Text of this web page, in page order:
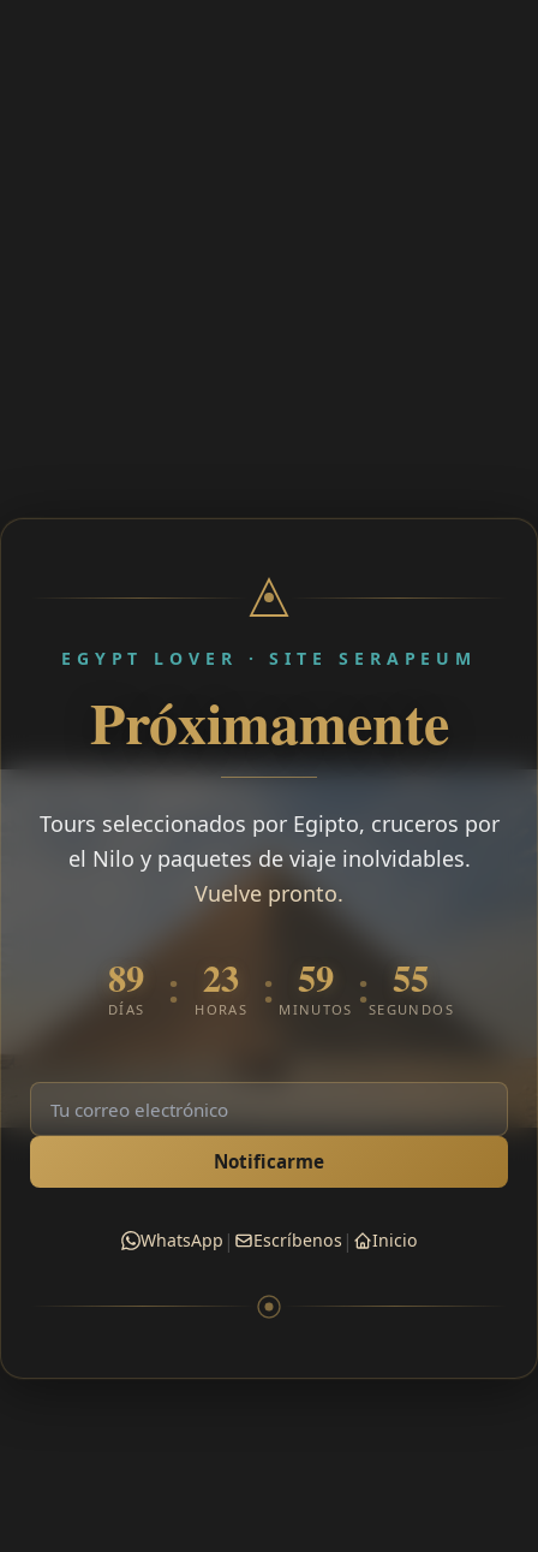
EGYPT LOVER · SITE SERAPEUM
Próximamente
Tours seleccionados por Egipto, cruceros por
el Nilo y paquetes de viaje inolvidables.
Vuelve pronto.
89
DÍAS : 23
HORAS : 59
MINUTOS : 54
SEGUNDOS
Notificarme
WhatsApp | Escríbenos | Inicio